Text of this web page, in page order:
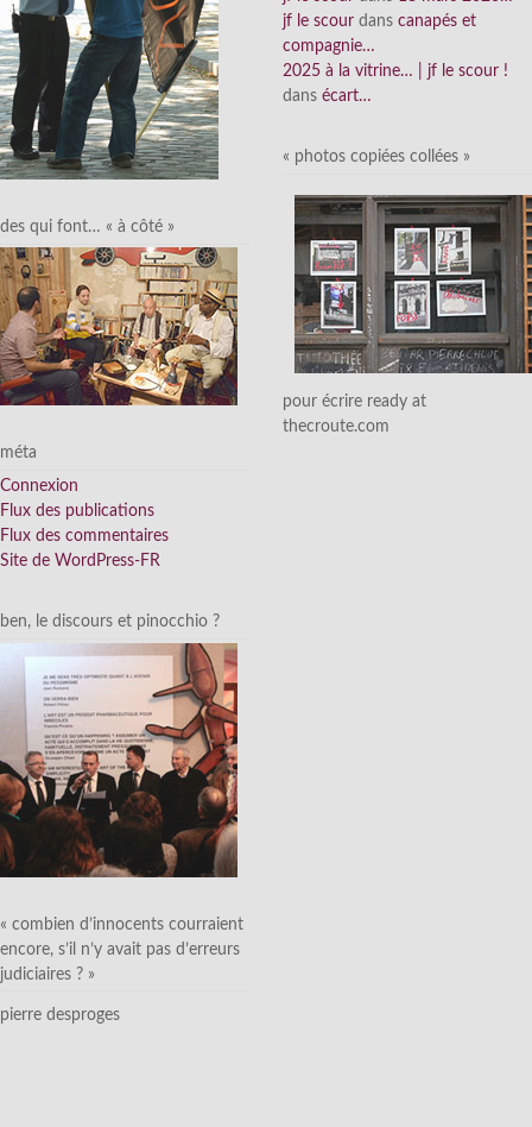
des qui font… « à côté »
méta
Connexion
Flux des publications
Flux des commentaires
Site de WordPress-FR
ben, le discours et pinocchio ?
« combien d’innocents courraient
encore, s’il n’y avait pas d’erreurs
judiciaires ? »
pierre desproges
jf le scour dans canapés et
compagnie…
2025 à la vitrine… | jf le scour !
dans écart…
« photos copiées collées »
pour écrire ready at
thecroute.com